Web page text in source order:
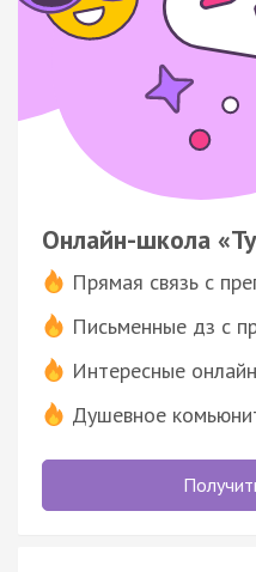
Онлайн-школа
Прямая связь с
Письменные дз с
Интересные
Душевное